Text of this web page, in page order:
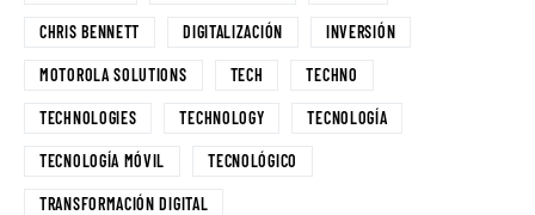
CHRIS BENNETT DIGITALIZACIÓN INVERSIÓN
MOTOROLA SOLUTIONS TECH TECHNO
TECHNOLOGIES TECHNOLOGY TECNOLOGÍA
TECNOLOGÍA MÓVIL TECNOLÓGICO
TRANSFORMACIÓN DIGITAL